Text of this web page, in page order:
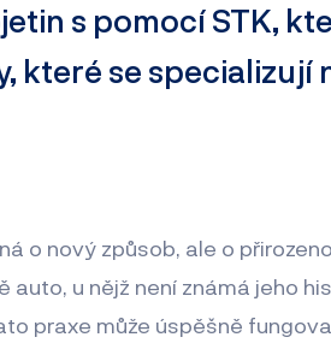
s pomocí STK,
které se specializují
o nový způsob, ale o
auto, u nějž není známá jeho
praxe může úspěšně